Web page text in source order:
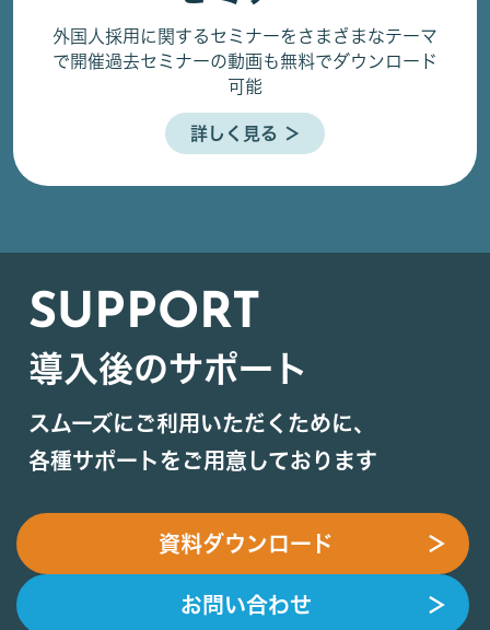
外国人採用に関するセミナーをさまざまなテーマ
で開催過去セミナーの動画も無料でダウンロード
可能
詳しく見る ＞
SUPPORT
導入後のサポート
スムーズにご利用いただくために、
各種サポートをご用意しております
資料ダウンロード ＞
お問い合わせ ＞